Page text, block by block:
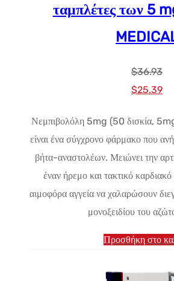
ταμπλέτες των 5
$36.93
Αρχική
$36.93.
$25.39Η
Νεμπιβολόλη 5mg (50 δισκία,
είναι ένα σύγχρονο φάρμακο που
βήτα-αναστολέων. Μειώνει την
έναν ήρεμο και τακτικό
αιμοφόρα αγγεία να χαλαρώσουν
μονοξειδίου του
Προσθήκη στο